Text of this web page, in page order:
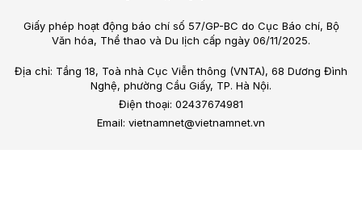
Giấy phép hoạt động báo chí số 57/GP-BC do Cục Báo chí, Bộ
Văn hóa, Thể thao và Du lịch cấp ngày 06/11/2025.
Địa chỉ: Tầng 18, Toà nhà Cục Viễn thông (VNTA), 68 Dương Đình
Nghệ, phường Cầu Giấy, TP. Hà Nội.
Điện thoại: 02437674981
Email: vietnamnet@vietnamnet.vn